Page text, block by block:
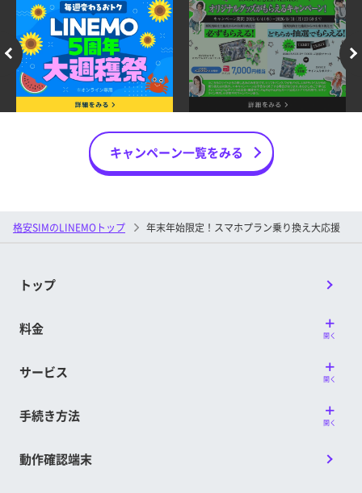
キャンペーン一覧をみる
格安SIMのLINEMOトップ 年末年始限定！スマホプラン乗り換え大応援
トップ
料金 開く
サービス 開く
手続き方法 開く
動作確認端末